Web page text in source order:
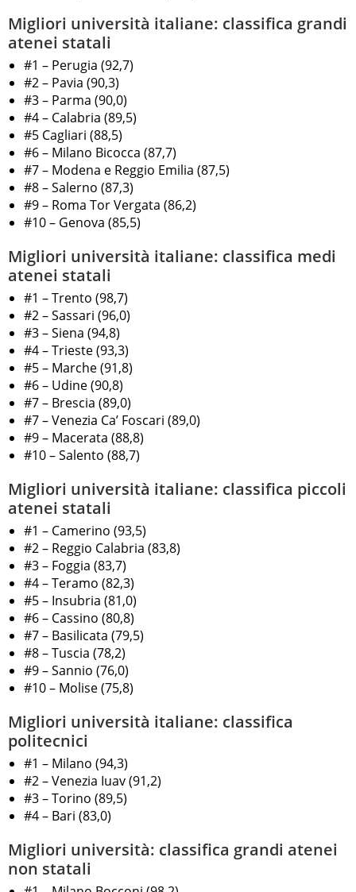
Migliori università italiane: classifica grandi
atenei statali
#1 – Perugia (92,7)
#2 – Pavia (90,3)
#3 – Parma (90,0)
#4 – Calabria (89,5)
#5 Cagliari (88,5)
#6 – Milano Bicocca (87,7)
#7 – Modena e Reggio Emilia (87,5)
#8 – Salerno (87,3)
#9 – Roma Tor Vergata (86,2)
#10 – Genova (85,5)
Migliori università italiane: classifica medi
atenei statali
#1 – Trento (98,7)
#2 – Sassari (96,0)
#3 – Siena (94,8)
#4 – Trieste (93,3)
#5 – Marche (91,8)
#6 – Udine (90,8)
#7 – Brescia (89,0)
#7 – Venezia Ca’ Foscari (89,0)
#9 – Macerata (88,8)
#10 – Salento (88,7)
Migliori università italiane: classifica piccoli
atenei statali
#1 – Camerino (93,5)
#2 – Reggio Calabria (83,8)
#3 – Foggia (83,7)
#4 – Teramo (82,3)
#5 – Insubria (81,0)
#6 – Cassino (80,8)
#7 – Basilicata (79,5)
#8 – Tuscia (78,2)
#9 – Sannio (76,0)
#10 – Molise (75,8)
Migliori università italiane: classifica
politecnici
#1 – Milano (94,3)
#2 – Venezia Iuav (91,2)
#3 – Torino (89,5)
#4 – Bari (83,0)
Migliori università: classifica grandi atenei
non statali